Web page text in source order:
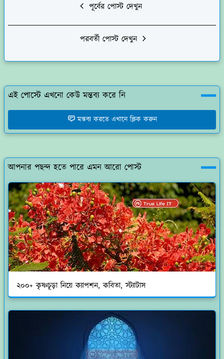
পূর্বের পোস্ট দেখুন
পরবর্তী পোস্ট দেখুন
এই পোস্টে এখনো কেউ মন্তব্য করে নি
মন্তব্য করতে এখানে ক্লিক করুন
আপনার পছন্দ হতে পারে এমন আরো পোস্ট
২০০+ কৃষ্ণচূড়া নিয়ে ক্যাপশন, কবিতা, স্ট্যাটাস